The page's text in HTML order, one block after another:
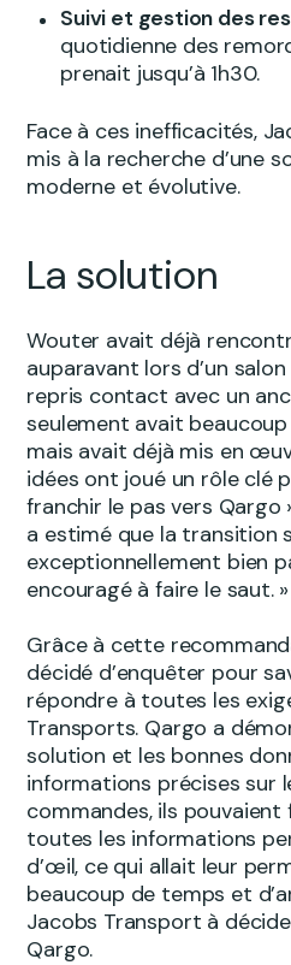
Suivi et gestion des
quotidienne des
prenait jusqu’à 1h30.
Face à ces inefficacités,
mis à la recherche d’une
moderne et évolutive.
La solution
Wouter avait déjà
auparavant lors d’un
repris contact avec un
seulement avait beaucoup
mais avait déjà mis en
idées ont joué un rôle clé
franchir le pas vers Qargo
a estimé que la transition
exceptionnellement bien
encouragé à faire le saut. »
Grâce à cette
décidé d’enquêter pour
répondre à toutes les
Transports. Qargo a
solution et les bonnes
informations précises sur
commandes, ils
toutes les informations
d’œil, ce qui allait leur
beaucoup de temps et
Jacobs Transport à
Qargo.